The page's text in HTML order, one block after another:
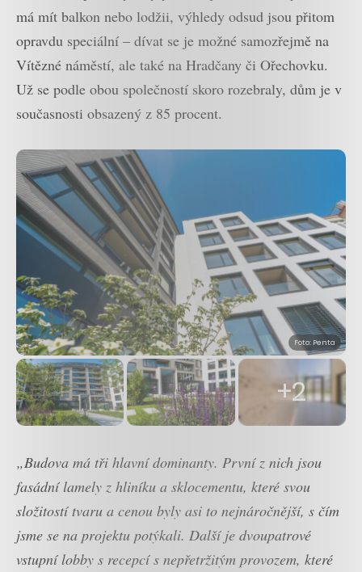
má mít balkon nebo lodžii, výhledy odsud jsou přitom
opravdu speciální – dívat se je možné samozřejmě na
Vítězné náměstí, ale také na Hradčany či Ořechovku.
Už se podle obou společností skoro rozebraly, dům je v
současnosti obsazený z 85 procent.
Foto: Penta
+2
„Budova má tři hlavní dominanty. První z nich jsou
fasádní lamely z hliníku a sklocementu, které svou
složitostí tvaru a cenou byly asi to nejnáročnější, s čím
jsme se na projektu potýkali. Další je dvoupatrové
vstupní lobby s recepcí s nepřetržitým provozem, které